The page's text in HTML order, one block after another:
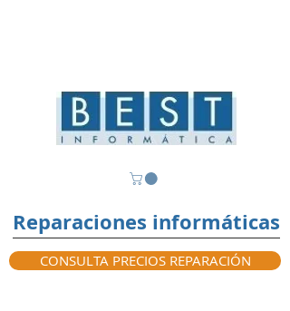
Reparaciones informáticas
CONSULTA PRECIOS REPARACIÓN